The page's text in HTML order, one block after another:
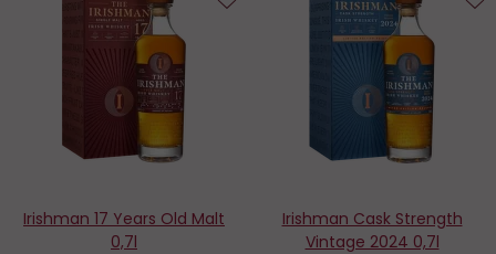
Irishman 17 Years Old Malt
0,7l
Irishman Cask Strength
Vintage 2024 0,7l